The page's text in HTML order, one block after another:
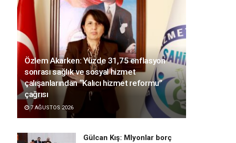
Özlem Akarken: Yüzde 31,75 enflasyon
sonrası sağlık ve sosyal hizmet
çalışanlarından “Kalıcı hizmet reformu”
çağrısı
7 AĞUSTOS 2026
Gülcan Kış: Mlyonlar borç